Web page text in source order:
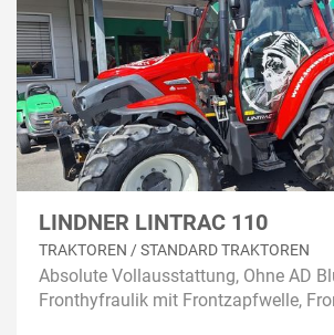
LINDNER LINTRAC 110
TRAKTOREN / STANDARD TRAKTOREN
Absolute Vollausstattung, Ohne AD
Fronthyfraulik mit Frontzapfwelle,